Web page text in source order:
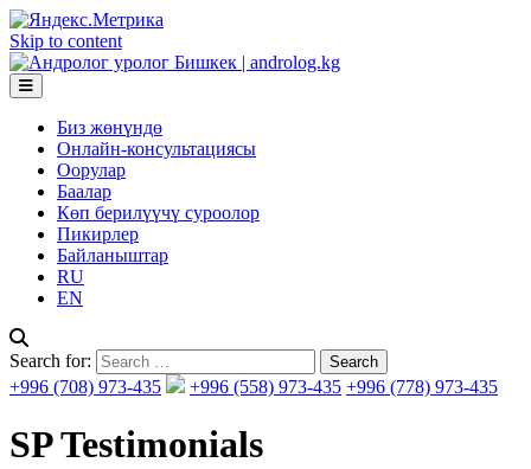
Skip to content
Биз жөнүндө
Онлайн-консультациясы
Оорулар
Баалар
Көп берилүүчү суроолор
Пикирлер
Байланыштар
RU
EN
Search for:
+996 (708) 973-435
+996 (558) 973-435 +996 (778) 973-435
SP Testimonials